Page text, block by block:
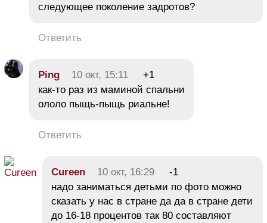
следующее поколение задротов?
Ответить
Ping 10 окт, 15:11
+1
как-то раз из маминой спальни
ололо пыщь-пыщь риальне!
Ответить
Cureen 10 окт, 16:29
-1
надо заниматься детьми по фото можно
сказать у нас в стране да да в стране дети
до 16-18 процентов так 80 составляют